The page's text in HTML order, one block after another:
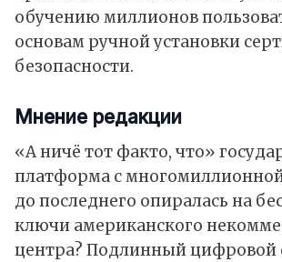
обучению миллионов
основам ручной установки
безопасности.
Мнение редакции
«А ничё тот факто, что»
платформа с
до последнего опиралась на
ключи американского
центра? Подлинный цифровой